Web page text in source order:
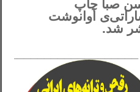
صبا چاپ
آوانوشت
شد.